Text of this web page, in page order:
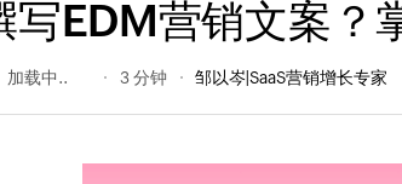
写EDM营销文案？
467 阅读量 3 分钟 邹以岑|SaaS营销增长专家